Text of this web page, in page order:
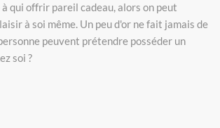
à qui offrir pareil cadeau, alors on peut
à soi même. Un peu d'or ne fait jamais de
peuvent prétendre posséder un
soi ?